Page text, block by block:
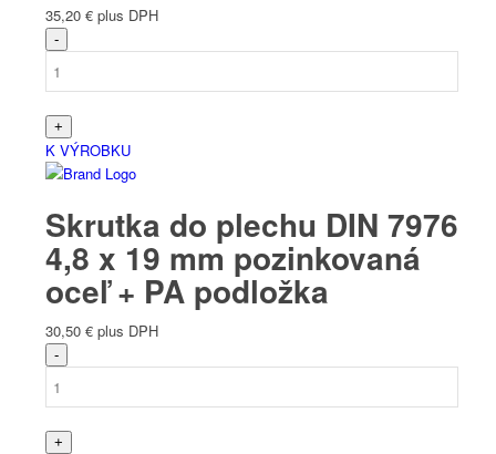
35,20 € plus DPH
K VÝROBKU
Skrutka do plechu DIN 7976
4,8 x 19 mm pozinkovaná
oceľ + PA podložka
30,50 € plus DPH